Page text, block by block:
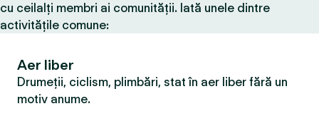
cu ceilalți membri ai comunității. Iată unele dintre
activitățile comune:
Aer liber
Drumeții, ciclism, plimbări, stat în aer liber fără un
motiv anume.